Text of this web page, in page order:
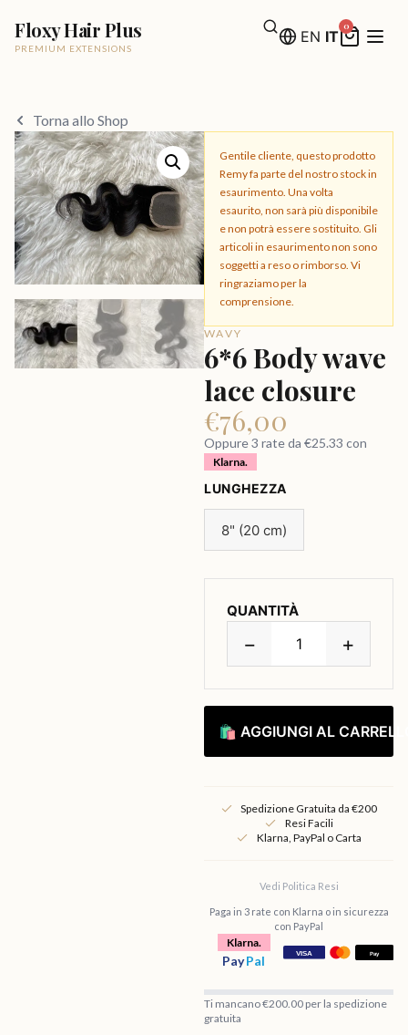
Floxy Hair Plus
PREMIUM EXTENSIONS
EN IT
0
Torna allo Shop
Gentile cliente, questo prodotto
Remy fa parte del nostro stock in
esaurimento. Una volta
esaurito, non sarà più disponibile
e non potrà essere sostituito. Gli
articoli in esaurimento non sono
soggetti a reso o rimborso. Vi
ringraziamo per la
comprensione.
WAVY
6*6 Body wave
lace closure
76,00
€
Oppure 3 rate da €25.33 con
Klarna.
LUNGHEZZA
8" (20 cm)
QUANTITÀ
− +
🛍 AGGIUNGI AL
Spedizione Gratuita da €200
Resi Facili
Klarna, PayPal o Carta
Vedi Politica Resi
Paga in 3 rate con Klarna o in sicurezza
con PayPal
Klarna.
PayPal
Ti mancano €200.00 per la spedizione
gratuita